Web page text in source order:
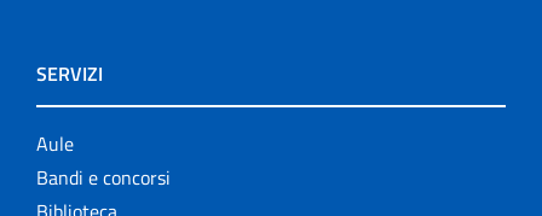
SERVIZI
Aule
Bandi e concorsi